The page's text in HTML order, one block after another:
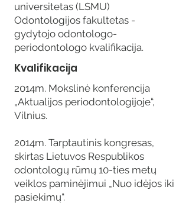
universitetas (LSMU)
Odontologijos fakultetas -
gydytojo odontologo-
periodontologo kvalifikacija.
Kvalifikacija
2014m. Mokslinė konferencija
„Aktualijos periodontologijoje“,
Vilnius.
2014m. Tarptautinis kongresas,
skirtas Lietuvos Respublikos
odontologų rūmų 10-ties metų
veiklos paminėjimui „Nuo idėjos iki
pasiekimų“.